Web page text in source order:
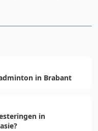
in Brabant
in